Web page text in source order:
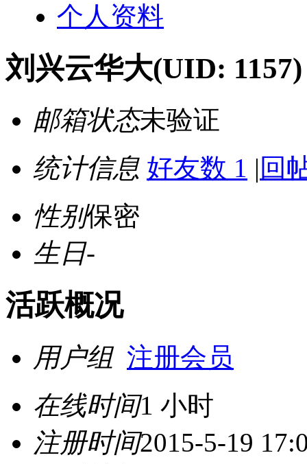
个人资料
刘兴云华大(UID: 1157)
邮箱状态未验证
统计信息 好友数 1 | 回
性别保密
生日-
活跃概况
用户组 注册会员
在线时间1 小时
注册时间2015-5-19